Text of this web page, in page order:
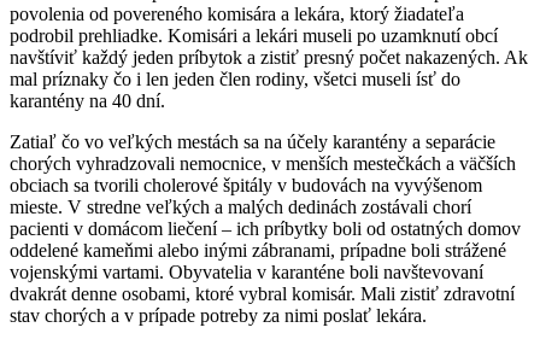
povolenia od povereného komisára a lekára, ktorý žiadateľa
podrobil prehliadke. Komisári a lekári museli po uzamknutí obcí
navštíviť každý jeden príbytok a zistiť presný počet nakazených. Ak
mal príznaky čo i len jeden člen rodiny, všetci museli ísť do
karantény na 40 dní.
Zatiaľ čo vo veľkých mestách sa na účely karantény a separácie
chorých vyhradzovali nemocnice, v menších mestečkách a väčších
obciach sa tvorili cholerové špitály v budovách na vyvýšenom
mieste. V stredne veľkých a malých dedinách zostávali chorí
pacienti v domácom liečení – ich príbytky boli od ostatných domov
oddelené kameňmi alebo inými zábranami, prípadne boli strážené
vojenskými vartami. Obyvatelia v karanténe boli navštevovaní
dvakrát denne osobami, ktoré vybral komisár. Mali zistiť zdravotní
stav chorých a v prípade potreby za nimi poslať lekára.